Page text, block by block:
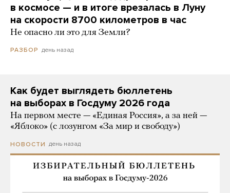
в космосе — и в итоге врезалась в Луну
на скорости 8700 километров в час
Не опасно ли это для Земли?
РАЗБОР день назад
Как будет выглядеть бюллетень
на выборах в Госдуму 2026 года
На первом месте — «Единая Россия», а за ней —
«Яблоко» (с лозунгом «За мир и свободу»)
НОВОСТИ день назад